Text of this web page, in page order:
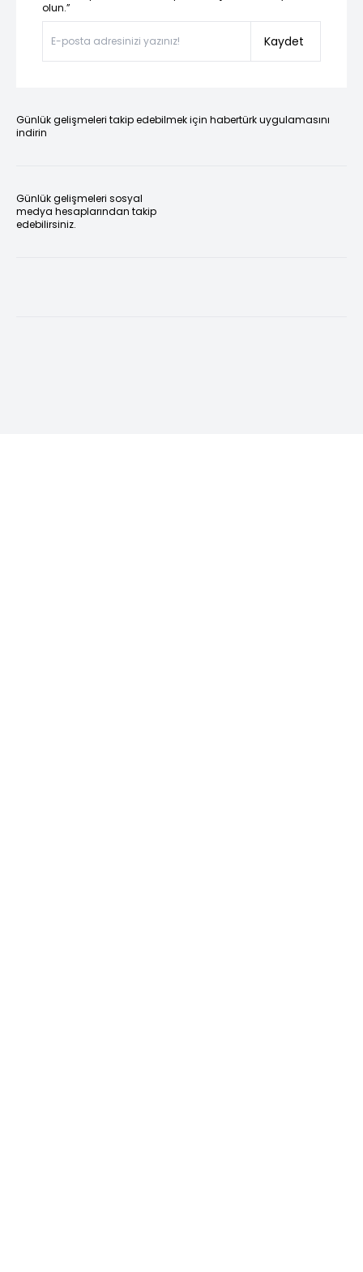
olun.”
Kaydet
Günlük gelişmeleri takip edebilmek için habertürk uygulamasını
indirin
Günlük gelişmeleri sosyal
medya hesaplarından takip
edebilirsiniz.